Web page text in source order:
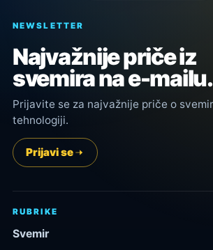
NEWSLETTER
Najvažnije priče iz
svemira na e-mailu.
Prijavite se za najvažnije priče o
tehnologiji.
Prijavi se
RUBRIKE
Svemir